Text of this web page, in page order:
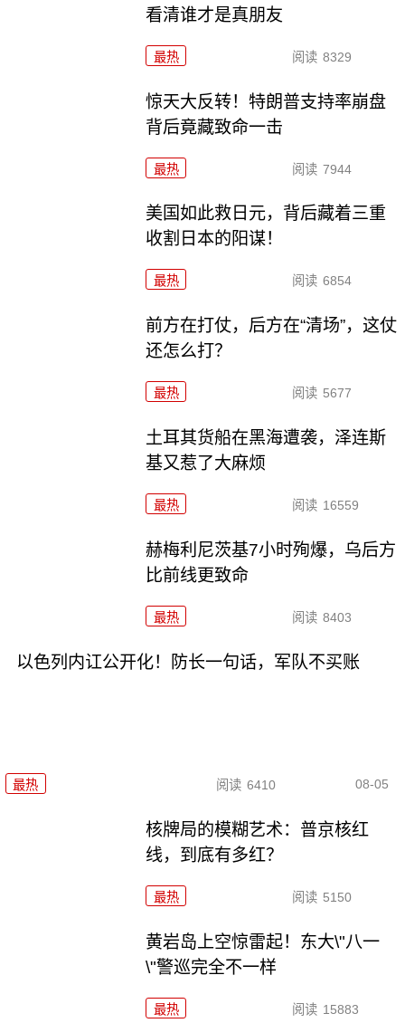
看清谁才是真朋友
最热 阅读 8329
惊天大反转！特朗普支持率崩盘
背后竟藏致命一击
最热 阅读 7944
美国如此救日元，背后藏着三重
收割日本的阳谋！
最热 阅读 6854
前方在打仗，后方在“清场”，这仗
还怎么打？
最热 阅读 5677
土耳其货船在黑海遭袭，泽连斯
基又惹了大麻烦
最热 阅读 16559
赫梅利尼茨基7小时殉爆，乌后方
比前线更致命
最热 阅读 8403
以色列内讧公开化！防长一句话，军队不买账
最热 阅读 6410 08-05
核牌局的模糊艺术：普京核红
线，到底有多红？
最热 阅读 5150
黄岩岛上空惊雷起！东大\"八一
\"警巡完全不一样
最热 阅读 15883